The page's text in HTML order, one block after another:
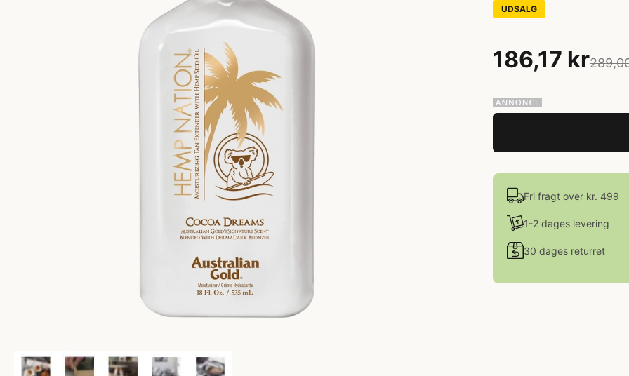
UDSALG
186,17 kr
Fri fragt over kr. 499
1-2 dages levering
30 dages returret